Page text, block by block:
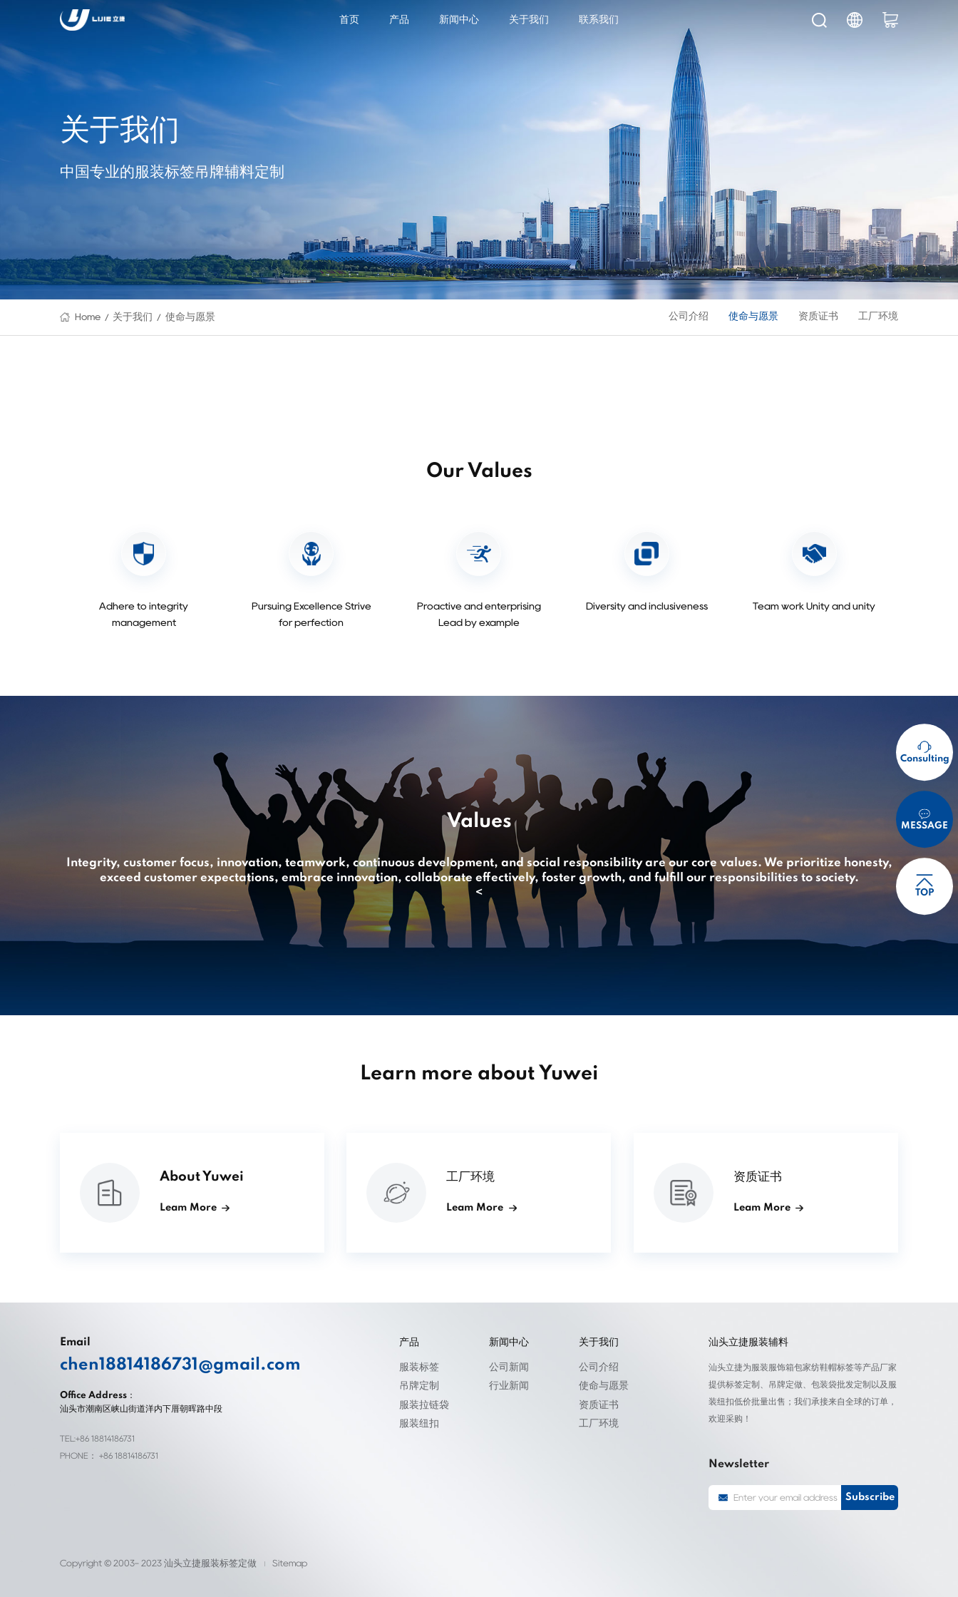
首页 产品 新闻中心 关于我们 联系我们
关于我们
中国专业的服装标签吊牌辅料定制
Home 关于我们 使命与愿景 公司介绍 使命与愿景 资质证书 工厂环境
Our Values
Adhere to integrity
management
Pursuing Excellence Strive
for perfection
Proactive and enterprising
Lead by example
Diversity and inclusiveness Team work Unity and unity
Values
Integrity, customer focus, innovation, teamwork, continuous development, and social responsibility are our core values. We prioritize honesty,
exceed customer expectations, embrace innovation, collaborate effectively, foster growth, and fulfill our responsibilities to society.
<
Learn more about Yuwei
About Yuwei
Leam More
工厂环境
Leam More
资质证书
Leam More
Email
chen18814186731@gmail.com
Office Address：
汕头市潮南区峡山街道洋内下厝朝晖路中段
TEL:+86 18814186731
PHONE： +86 18814186731
产品
服装标签
吊牌定制
服装拉链袋
服装纽扣
新闻中心
公司新闻
行业新闻
关于我们
公司介绍
使命与愿景
资质证书
工厂环境
汕头立捷服装辅料
汕头立捷为服装服饰箱包家纺鞋帽标签等产品厂家
提供标签定制、吊牌定做、包装袋批发定制以及服
装纽扣低价批量出售；我们承接来自全球的订单，
欢迎采购！
Newsletter
Copyright © 2003- 2023 汕头立捷服装标签定做 Sitemap
Consulting
MESSAGE
TOP